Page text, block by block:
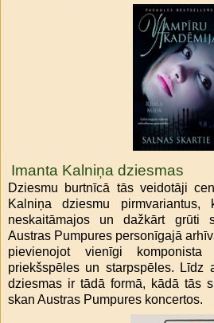
Imanta Kalniņa dziesmas
Dziesmu burtnīcā tās veidotāji
Kalniņa dziesmu pirmvariantus,
neskaitāmajos un dažkārt grūti
Austras Pumpures personīgajā
pievienojot vienīgi komponista
priekšspēles un starpspēles. Līdz
dziesmas ir tādā formā, kādā tās
skan Austras Pumpures koncertos.